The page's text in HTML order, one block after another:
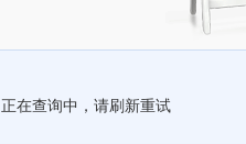
正在查询中，请刷新重试